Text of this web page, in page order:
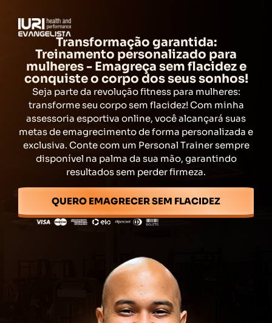
Transformação garantida:
Treinamento personalizado para
mulheres - Emagreça sem flacidez e
conquiste o corpo dos seus sonhos!
Seja parte da revolução fitness para mulheres:
transforme seu corpo sem flacidez! Com minha
assessoria esportiva online, você alcançará suas
metas de emagrecimento de forma personalizada e
exclusiva. Conte com um Personal Trainer sempre
disponível na palma da sua mão, garantindo
resultados sem perder firmeza.
QUERO EMAGRECER SEM FLACIDEZ